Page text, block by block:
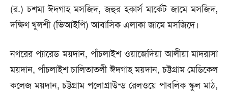
(র.) চশমা ঈদগাহ মসজিদ, জহুর হকার্স মার্কেট জামে মসজিদ,
দক্ষিণ খুলশী (ভিআইপি) আবাসিক এলাকা জামে মসজিদে।
নগরের প্যারেড ময়দান, পাঁচলাইশ ওয়াজেদিয়া আলীয়া মাদরাসা
ময়দান, পাঁচলাইশ চালিতাতলী ঈদগাহ ময়দান, চট্টগ্রাম মেডিকেল
কলেজ ময়দান, চট্টগ্রাম পলোগ্রাউন্ড রেলওয়ে পাবলিক স্কুল মাঠ,